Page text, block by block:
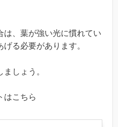
は、葉が強い光に慣れてい
る必要があります。
しょう。
はこちら